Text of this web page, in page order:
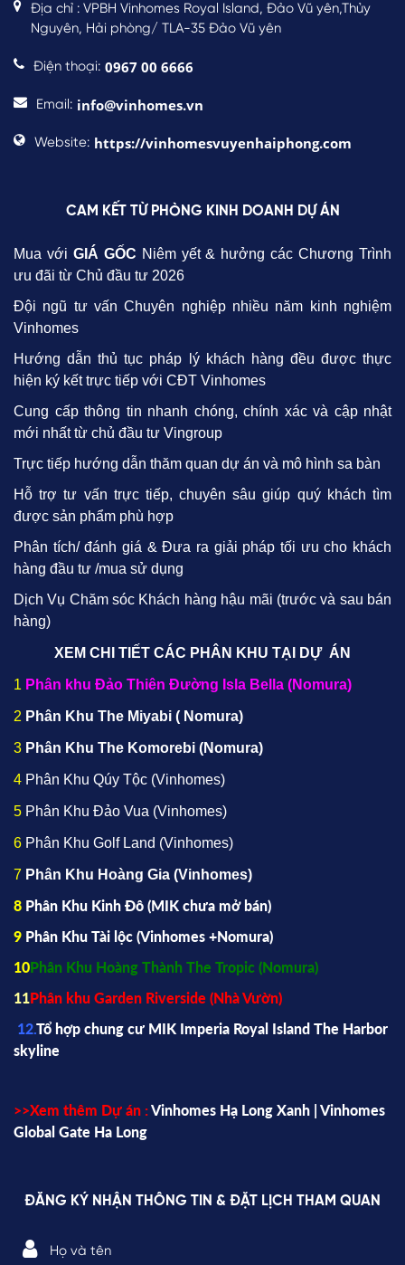
Địa chỉ : VPBH Vinhomes Royal Island, Đảo Vũ yên,Thủy
Nguyên, Hải phòng/ TLA-35 Đảo Vũ yên
Điện thoại: 0967 00 6666
Email: info@vinhomes.vn
Website: https://vinhomesvuyenhaiphong.com
CAM KẾT TỪ PHÒNG KINH DOANH DỰ ÁN
Mua với GIÁ GỐC Niêm yết & hưởng các Chương Trình
ưu đãi từ Chủ đầu tư 2026
Đội ngũ tư vấn Chuyên nghiệp nhiều năm kinh nghiệm
Vinhomes
Hướng dẫn thủ tục pháp lý khách hàng đều được thực
hiện ký kết trực tiếp với CĐT Vinhomes
Cung cấp thông tin nhanh chóng, chính xác và cập nhật
mới nhất từ chủ đầu tư Vingroup
Trực tiếp hướng dẫn thăm quan dự án và mô hình sa bàn
Hỗ trợ tư vấn trực tiếp, chuyên sâu giúp quý khách tìm
được sản phẩm phù hợp
Phân tích/ đánh giá & Đưa ra giải pháp tối ưu cho khách
hàng đầu tư /mua sử dụng
Dịch Vụ Chăm sóc Khách hàng hậu mãi (trước và sau bán
hàng)
XEM CHI TIẾT CÁC PHÂN KHU TẠI DỰ ÁN
1 Phân khu Đảo Thiên Đường Isla Bella (Nomura)
2 Phân Khu The Miyabi ( Nomura)
3 Phân Khu The Komorebi (Nomura)
4 Phân Khu Qúy Tộc (Vinhomes)
5 Phân Khu Đảo Vua (Vinhomes)
6 Phân Khu Golf Land (Vinhomes)
7 Phân Khu Hoàng Gia (Vinhomes)
8 Phân Khu Kinh Đô (MIK chưa mở bán)
9 Phân Khu Tài lộc (Vinhomes +Nomura)
10Phân Khu Hoàng Thành The Tropic (Nomura)
11Phân khu Garden Riverside (Nhà Vườn)
12.Tổ hợp chung cư MIK Imperia Royal Island The Harbor
skyline
>>Xem thêm Dự án :Vinhomes Hạ Long Xanh | Vinhomes
Global Gate Ha Long
ĐĂNG KÝ NHẬN THÔNG TIN & ĐẶT LỊCH THAM QUAN